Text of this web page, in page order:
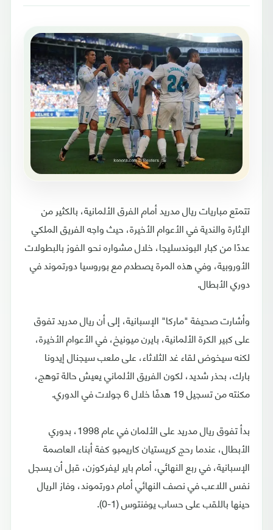
تتمتع مباريات ريال مدريد أمام الفرق الألمانية، بالكثير من
الإثارة والندية في الأعوام الأخيرة، حيث واجه الفريق الملكي
عددًا من كبار البوندسليجا، خلال مشواره نحو الفوز بالبطولات
الأوروبية، وفي هذه المرة يصطدم مع بوروسيا دورتموند في
دوري الأبطال.
وأشارت صحيفة "ماركا" الإسبانية، إلى أن ريال مدريد تفوق
على كبير الكرة الألمانية، بايرن ميونيخ، في الأعوام الأخيرة،
لكنه سيخوض لقاء غد الثلاثاء، على ملعب سيجنال إيدونا
بارك، بحذر شديد، لكون الفريق الألماني يعيش حالة توهج،
مكنته من تسجيل 19 هدفًا خلال 6 جولات في الدوري.
بدأ تفوق ريال مدريد على الألمان في عام 1998، بدوري
الأبطال، عندما رحج كريستيان كاريمبو كفة أبناء العاصمة
الإسبانية، في ربع النهائي، أمام باير ليفركوزن، قبل أن يسجل
نفس اللاعب في نصف النهائي أمام دورتموند، وفاز الريال
حينها باللقب على حساب يوفنتوس (1-0).